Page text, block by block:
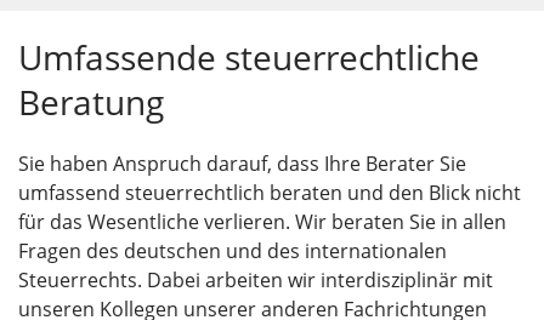
Umfassende steuerrechtliche
Beratung
Sie haben Anspruch darauf, dass Ihre Berater Sie
umfassend steuerrechtlich beraten und den Blick nicht
für das Wesentliche verlieren. Wir beraten Sie in allen
Fragen des deutschen und des internationalen
Steuerrechts. Dabei arbeiten wir interdisziplinär mit
unseren Kollegen unserer anderen Fachrichtungen